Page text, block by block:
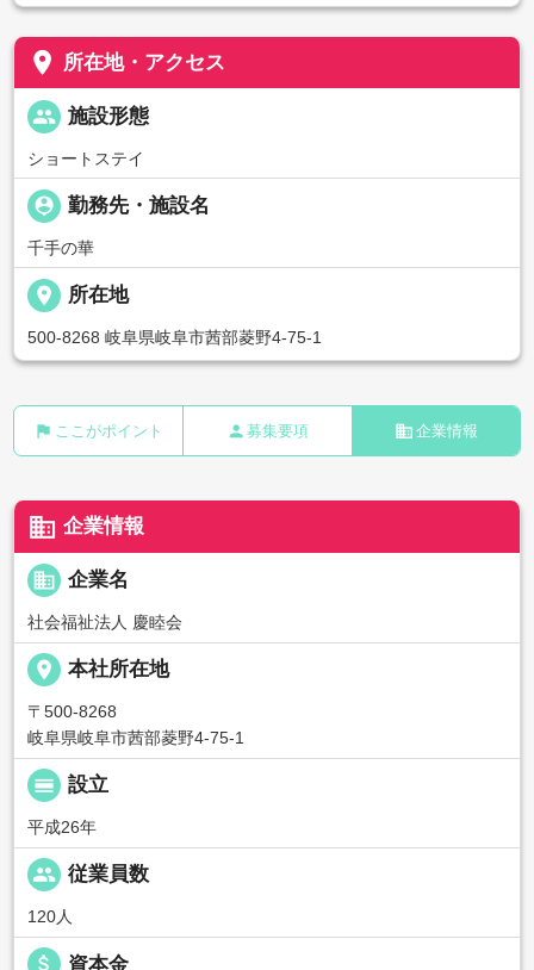
place 所在地・アクセス
people 施設形態
ショートステイ
person_pin 勤務先・施設名
千手の華
place 所在地
500-8268 岐阜県岐阜市茜部菱野4-75-1
flag ここがポイント person 募集要項 business 企業情報
business 企業情報
business 企業名
社会福祉法人 慶睦会
place 本社所在地
〒500-8268
岐阜県岐阜市茜部菱野4-75-1
calendar_view_day 設立
平成26年
people 従業員数
120人
attach_money 資本金